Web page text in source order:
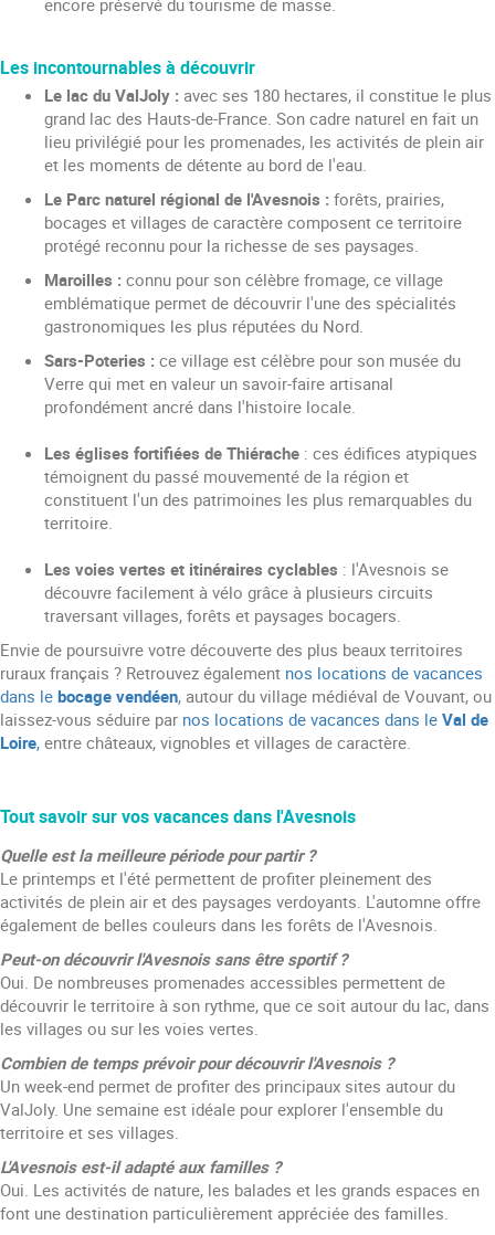
encore préservé du tourisme de masse.
Les incontournables à découvrir
Le lac du ValJoly : avec ses 180 hectares, il constitue le plus
grand lac des Hauts-de-France. Son cadre naturel en fait un
lieu privilégié pour les promenades, les activités de plein air
et les moments de détente au bord de l'eau.
Le Parc naturel régional de l'Avesnois : forêts, prairies,
bocages et villages de caractère composent ce territoire
protégé reconnu pour la richesse de ses paysages.
Maroilles : connu pour son célèbre fromage, ce village
emblématique permet de découvrir l'une des spécialités
gastronomiques les plus réputées du Nord.
Sars-Poteries : ce village est célèbre pour son musée du
Verre qui met en valeur un savoir-faire artisanal
profondément ancré dans l'histoire locale.
Les églises fortifiées de Thiérache : ces édifices atypiques
témoignent du passé mouvementé de la région et
constituent l'un des patrimoines les plus remarquables du
territoire.
Les voies vertes et itinéraires cyclables : l'Avesnois se
découvre facilement à vélo grâce à plusieurs circuits
traversant villages, forêts et paysages bocagers.
Envie de poursuivre votre découverte des plus beaux territoires
ruraux français ? Retrouvez également nos locations de vacances
dans le bocage vendéen, autour du village médiéval de Vouvant, ou
laissez-vous séduire par nos locations de vacances dans le Val de
Loire, entre châteaux, vignobles et villages de caractère.
Tout savoir sur vos vacances dans l'Avesnois
Quelle est la meilleure période pour partir ?
Le printemps et l'été permettent de profiter pleinement des
activités de plein air et des paysages verdoyants. L'automne offre
également de belles couleurs dans les forêts de l'Avesnois.
Peut-on découvrir l'Avesnois sans être sportif ?
Oui. De nombreuses promenades accessibles permettent de
découvrir le territoire à son rythme, que ce soit autour du lac, dans
les villages ou sur les voies vertes.
Combien de temps prévoir pour découvrir l'Avesnois ?
Un week-end permet de profiter des principaux sites autour du
ValJoly. Une semaine est idéale pour explorer l'ensemble du
territoire et ses villages.
L'Avesnois est-il adapté aux familles ?
Oui. Les activités de nature, les balades et les grands espaces en
font une destination particulièrement appréciée des familles.